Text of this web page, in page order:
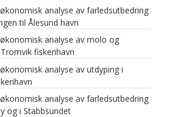
analyse av farledsutbedring
til Ålesund havn
analyse av molo og
fiskerihavn
analyse av utdyping i
analyse av farledsutbedring
og i Stabbsundet